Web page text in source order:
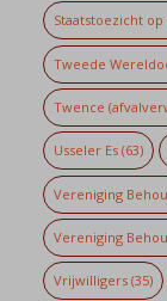
Staatstoezicht
Tweede
Twence
Usseler Es(63)
Vereniging
Vereniging
Vrijwilligers(35)